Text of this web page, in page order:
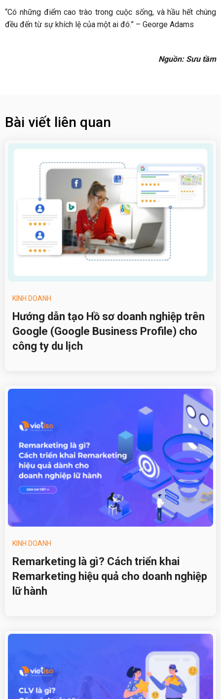
“Có những điểm cao trào trong cuộc sống, và hầu hết chúng
đều đến từ sự khích lệ của một ai đó.” – George Adams
Nguồn: Sưu tầm
Bài viết liên quan
KINH DOANH
Hướng dẫn tạo Hồ sơ doanh nghiệp trên
Google (Google Business Profile) cho
công ty du lịch
KINH DOANH
Remarketing là gì? Cách triển khai
Remarketing hiệu quả cho doanh nghiệp
lữ hành